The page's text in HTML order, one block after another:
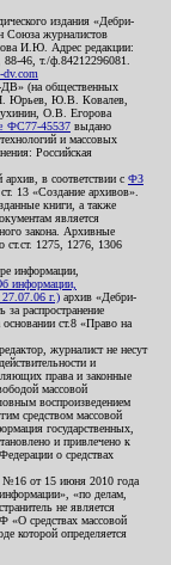
издания «Дебри-
Союза журналистов
И.Ю. Адрес редакции:
46, т./ф.84212296081.
dv.com
ДВ» (на общественных
Юрьев, Ю.В. Ковалев,
О.В. Егорова
45537 выдано
и массовых
Российская
в соответствии с ФЗ
ст. 13 «Создание архивов».
книги, а также
является
закона. Архивные
ст.ст. 1275, 1276, 1306
информации,
информации,
г.) архив «Дебри-
распространение
ст.8 «Право на
журналист не несут
и
права и законные
массовой
воспроизведением
средством массовой
государственных,
и привлечено к
о средствах
№16 от 15 июня 2010 года
«по делам,
не является
«О средствах массовой
которой определяется